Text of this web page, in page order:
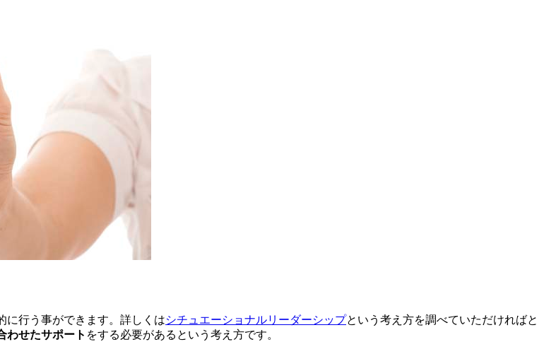
に行う事ができます。詳しくはシチュエーショナルリーダーシップという考え方を調べていただければと
わせたサポート をする必要があるという考え方です。